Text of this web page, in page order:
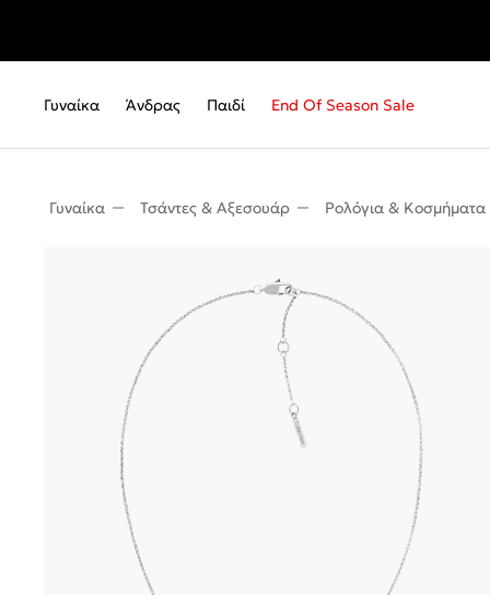
Γυναίκα Άνδρας Παιδί End Of Season Sale
Γυναίκα Τσάντες & Αξεσουάρ Ρολόγια & Κοσμήματα